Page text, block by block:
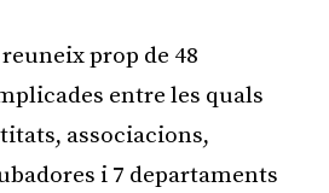
prop de 48
entre les quals
associacions,
i 7 departaments